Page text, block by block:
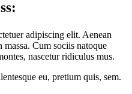
:
adipiscing elit. Aenean
Cum sociis natoque
nascetur ridiculus mus.
eu, pretium quis, sem.